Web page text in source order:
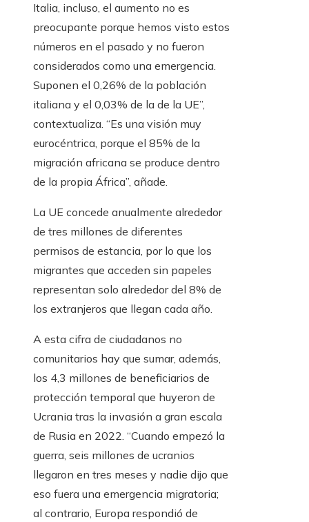
Italia, incluso, el aumento no es
preocupante porque hemos visto estos
números en el pasado y no fueron
considerados como una emergencia.
Suponen el 0,26% de la población
italiana y el 0,03% de la de la UE”,
contextualiza. “Es una visión muy
eurocéntrica, porque el 85% de la
migración africana se produce dentro
de la propia África”, añade.
La UE concede anualmente alrededor
de tres millones de diferentes
permisos de estancia, por lo que los
migrantes que acceden sin papeles
representan solo alrededor del 8% de
los extranjeros que llegan cada año.
A esta cifra de ciudadanos no
comunitarios hay que sumar, además,
los 4,3 millones de beneficiarios de
protección temporal que huyeron de
Ucrania tras la invasión a gran escala
de Rusia en 2022. “Cuando empezó la
guerra, seis millones de ucranios
llegaron en tres meses y nadie dijo que
eso fuera una emergencia migratoria;
al contrario, Europa respondió de